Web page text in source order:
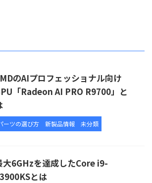
のAIプロフェッショナル向け
「Radeon AI PRO R9700」と
ーツの選び方 新製品情報 未分類
大6GHzを達成したCore i9-
とは